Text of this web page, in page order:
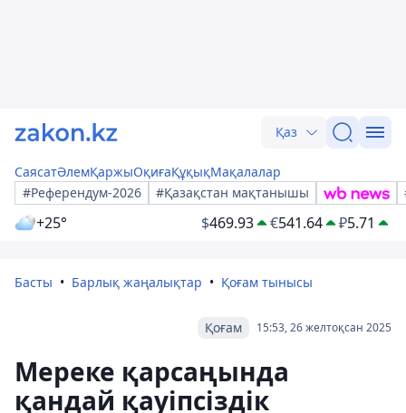
Қаз
СаясатӘлемҚаржыОқиғаҚұқықМақалалар
#Референдум-2026
#Қазақстан мақтанышы
+25° $469.93 €541.64 ₽5.71
Басты Барлық жаңалықтар Қоғам тынысы
15:53, 26 желтоқсан 2025
Қоғам
Мереке қарсаңында
қандай қауіпсіздік